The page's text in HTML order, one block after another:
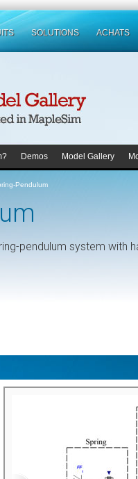
SOLUTIONS ACHATS
Demos Model Gallery
Pendulum
pendulum system with